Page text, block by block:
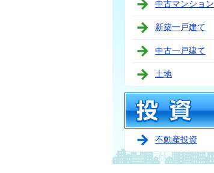
中古マンション
新築一戸建て
中古一戸建て
土地
不動産投資